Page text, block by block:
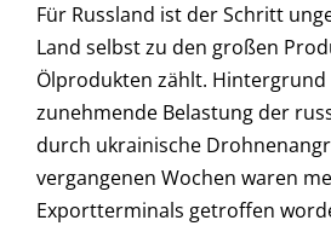
Für Russland ist der Schritt
Land selbst zu den großen
Ölprodukten zählt. Hintergrund
zunehmende Belastung der
durch ukrainische
vergangenen Wochen waren
Exportterminals getroffen